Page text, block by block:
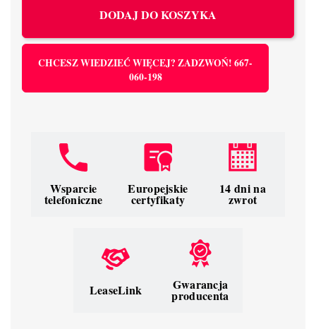
DODAJ DO KOSZYKA
CHCESZ WIEDZIEĆ WIĘCEJ? ZADZWOŃ! 667-
060-198
Wsparcie
telefoniczne
Europejskie
certyfikaty
14 dni na
zwrot
LeaseLink Gwarancja
producenta